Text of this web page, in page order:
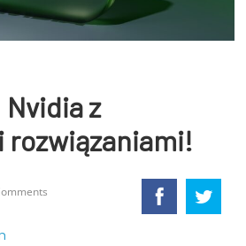
Nvidia z
rozwiązaniami!